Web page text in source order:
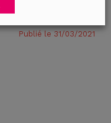
Publié le 31/03/2021